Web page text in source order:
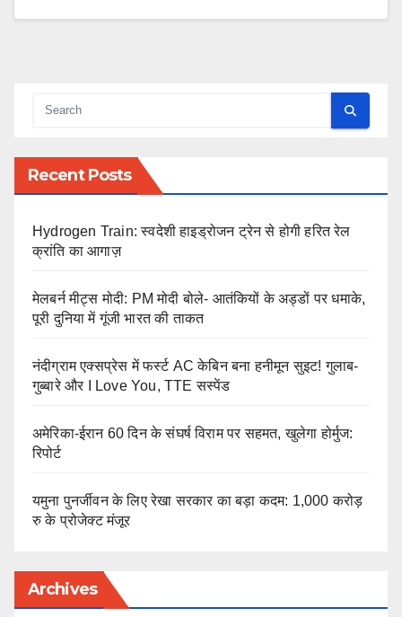
Recent Posts
Hydrogen Train: स्वदेशी हाइड्रोजन ट्रेन से होगी हरित रेल
क्रांति का आगाज़
मेलबर्न मीट्स मोदी: PM मोदी बोले- आतंकियों के अड्डों पर धमाके,
पूरी दुनिया में गूंजी भारत की ताकत
नंदीग्राम एक्सप्रेस में फर्स्ट AC केबिन बना हनीमून सुइट! गुलाब-
गुब्बारे और I Love You, TTE सस्पेंड
अमेरिका-ईरान 60 दिन के संघर्ष विराम पर सहमत, खुलेगा होर्मुज:
रिपोर्ट
यमुना पुनर्जीवन के लिए रेखा सरकार का बड़ा कदम: 1,000 करोड़
रु के प्रोजेक्ट मंजूर
Archives